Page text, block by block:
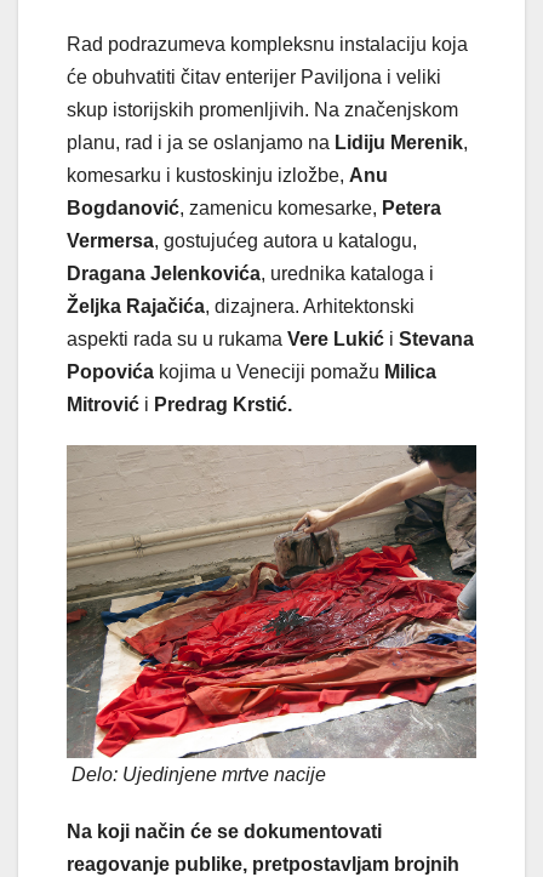
Rad podrazumeva kompleksnu instalaciju koja
će obuhvatiti čitav enterijer Paviljona i veliki
skup istorijskih promenljivih. Na značenjskom
planu, rad i ja se oslanjamo na Lidiju Merenik,
komesarku i kustoskinju izložbe, Anu
Bogdanović, zamenicu komesarke, Petera
Vermersa, gostujućeg autora u katalogu,
Dragana Jelenkovića, urednika kataloga i
Željka Rajačića, dizajnera. Arhitektonski
aspekti rada su u rukama Vere Lukić i Stevana
Popovića kojima u Veneciji pomažu Milica
Mitrović i Predrag Krstić.
Delo: Ujedinjene mrtve nacije
Na koji način će se dokumentovati
reagovanje publike, pretpostavljam brojnih